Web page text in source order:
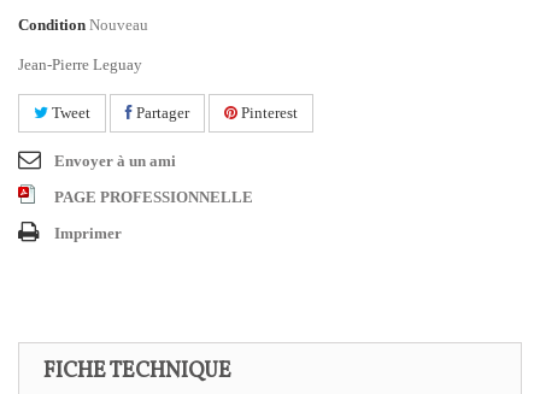
Condition Nouveau
Jean-Pierre Leguay
Tweet Partager Pinterest
Envoyer à un ami
PAGE PROFESSIONNELLE
Imprimer
FICHE TECHNIQUE